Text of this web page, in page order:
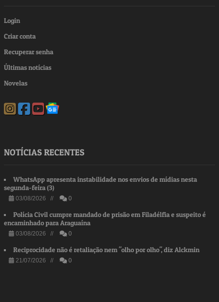
Login
Criar conta
Recuperar senha
Últimas notícias
Novelas
NOTÍCIAS RECENTES
WhatsApp apresenta instabilidade nos envios de mídias nesta
segunda-feira (3)
03/08/2026 // 0
Polícia Civil cumpre mandado de prisão em Filadélfia e suspeito é
encaminhado para Araguaína
03/08/2026 // 0
Reciprocidade não é retaliação nem "olho por olho", diz Alckmin
21/07/2026 // 0